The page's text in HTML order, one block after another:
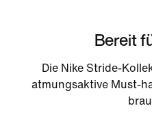
Bereit
Die Nike Stride-
atmungsaktive Must-